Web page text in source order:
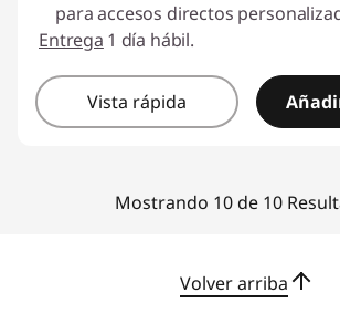
para accesos directos
Entrega 1 día hábil.
Vista rápida
Mostrando 10 de 10
Volver arriba